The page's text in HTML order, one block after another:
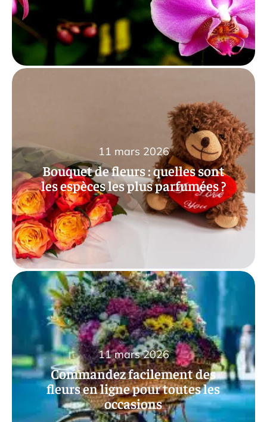
Bouquet de fleurs : quelles sont
les espèces les plus parfumées ?
11 mars 2026
Commandez facilement des
fleurs en ligne pour toutes les
occasions
11 mars 2026